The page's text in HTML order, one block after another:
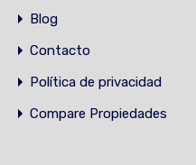
Blog
Contacto
Política de privacidad
Compare Propiedades